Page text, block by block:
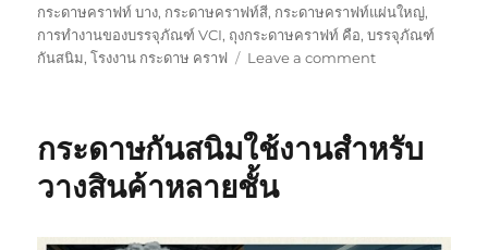
กระดาษคราฟท์ บาง, กระดาษคราฟท์สี, กระดาษคราฟท์แผ่นใหญ่,
การทำงานของบรรจุภัณฑ์ VCI, ถุงกระดาษคราฟท์ คือ,บรรจุภัณฑ์
กันสนิม,โรงงาน กระดาษ คราฟ Leave a commenton
ช่วย
ลด
กระดาษกันสนิมใช้งานสำหรับ
วางสินค้าหลายชั้น